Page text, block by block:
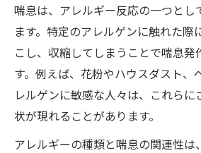
喘息は、アレルギー反応の一つとし
ます。特定のアレルゲンに触れた際
こし、収縮してしまうことで喘息発
す。例えば、花粉やハウスダスト、
レルゲンに敏感な人々は、これら
状が現れることがあります。
アレルギーの種類と喘息の関連性は